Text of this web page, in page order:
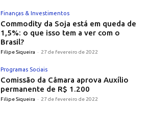
Finanças & Investimentos
Commodity da Soja está em queda de
1,5%: o que isso tem a ver com o
Brasil?
Filipe Siqueira - 27 de fevereiro de 2022
Programas Sociais
Comissão da Câmara aprova Auxílio
permanente de R$ 1.200
Filipe Siqueira - 27 de fevereiro de 2022